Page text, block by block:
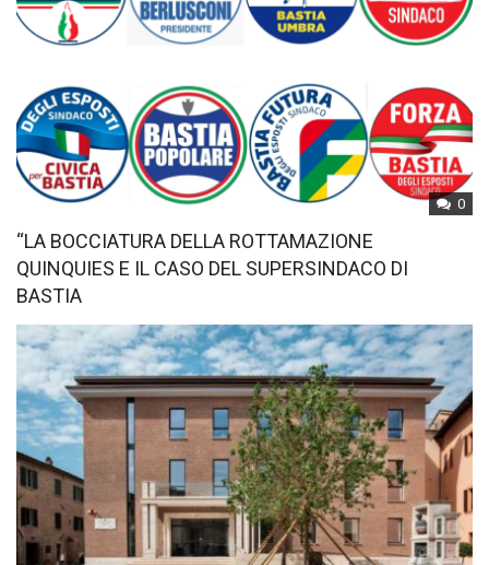
0
“LA BOCCIATURA DELLA ROTTAMAZIONE
QUINQUIES E IL CASO DEL SUPERSINDACO DI
BASTIA